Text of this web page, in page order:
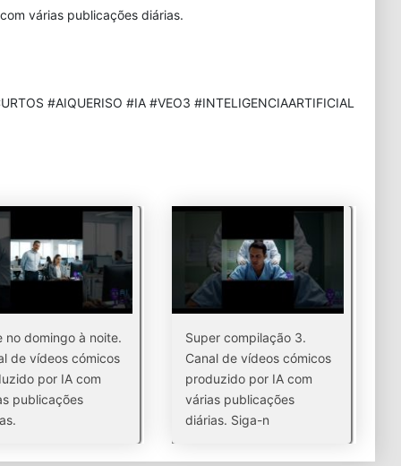
várias publicações diárias.
#AIQUERISO #IA #VEO3 #INTELIGENCIAARTIFICIAL
no domingo à noite.
de vídeos cómicos
por IA com
publicações
Super compilação 3.
Canal de vídeos cómicos
produzido por IA com
várias publicações
diárias. Siga-n